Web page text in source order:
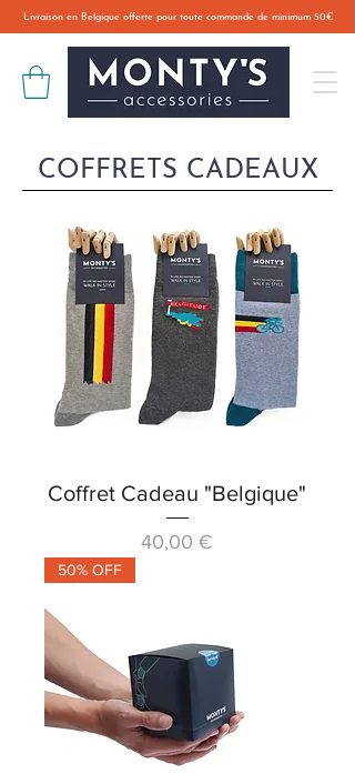
Livraison en Belgique offerte pour toute commande de minimum 50€
Coffret Cadeau "Belgique"
Prix
40,00 €
50% OFF
COFFRETS CADEAUX